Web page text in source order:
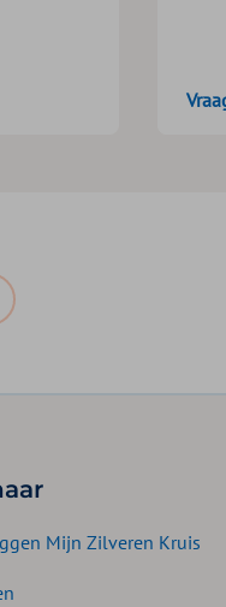
Mijn Zilveren Kruis